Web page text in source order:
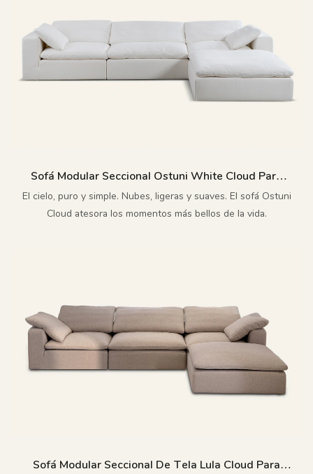
Sofá Modular Seccional Ostuni White Cloud Para
Sala De Estar M006
El cielo, puro y simple. Nubes, ligeras y suaves. El sofá Ostuni
Cloud atesora los momentos más bellos de la vida.
Sofá Modular Seccional De Tela Lula Cloud Para